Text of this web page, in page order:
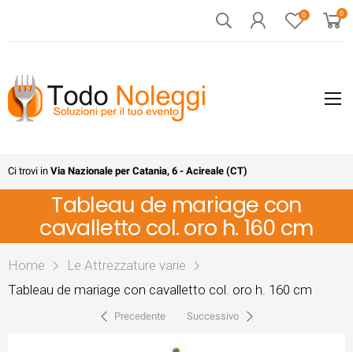
0 0
Ci trovi in Via Nazionale per Catania, 6 - Acireale (CT)
Tableau de mariage con
cavalletto col. oro h. 160 cm
Home
Le Attrezzature varie
Tableau de mariage con cavalletto col. oro h. 160 cm
Precedente Successivo